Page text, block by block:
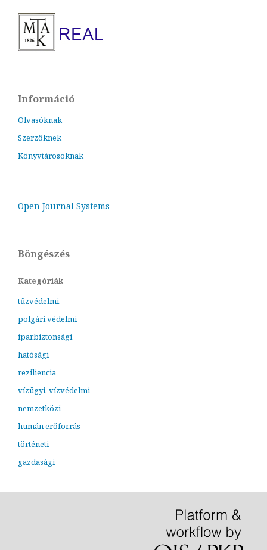
Információ
Olvasóknak
Szerzőknek
Könyvtárosoknak
Open Journal Systems
Böngészés
Kategóriák
tűzvédelmi
polgári védelmi
iparbiztonsági
hatósági
reziliencia
vízügyi, vízvédelmi
nemzetközi
humán erőforrás
történeti
gazdasági